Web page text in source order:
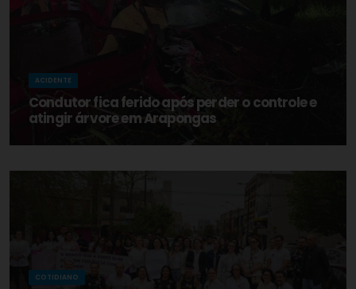
ACIDENTE
Condutor fica ferido após perder o controle e
atingir árvore em Arapongas
COTIDIANO